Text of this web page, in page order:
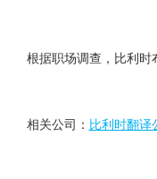
根据职场调查，比利时
相关公司： 比利时翻译